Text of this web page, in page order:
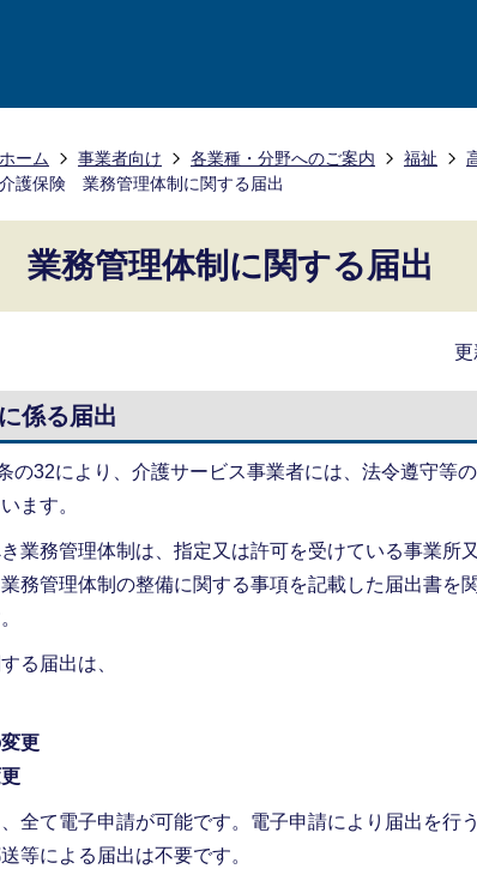
ホーム 事業者向け 各業種・分野へのご案内 福祉
介護保険 業務管理体制に関する届出
務管理体制に関する届出
更
係る届出
の32により、介護サービス事業者には、法令遵守等
ます。
業務管理体制は、指定又は許可を受けている事業所
務管理体制の整備に関する事項を記載した届出書を
る届出は、
更
全て電子申請が可能です。電子申請により届出を行
等による届出は不要です。